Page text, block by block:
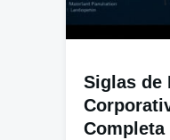
Siglas de